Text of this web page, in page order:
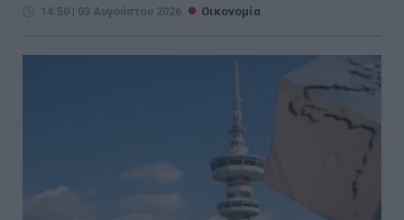
14:50 | 03 Αυγούστου 2026 Οικονομία